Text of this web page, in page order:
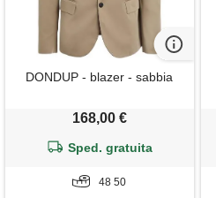
DONDUP - blazer - sabbia
168,00 €
Sped. gratuita
48 50